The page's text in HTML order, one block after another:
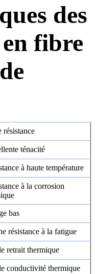
des
en fibre
résistance
ténacité
à haute température
à la corrosion
bas
résistance à la fatigue
retrait thermique
conductivité thermique